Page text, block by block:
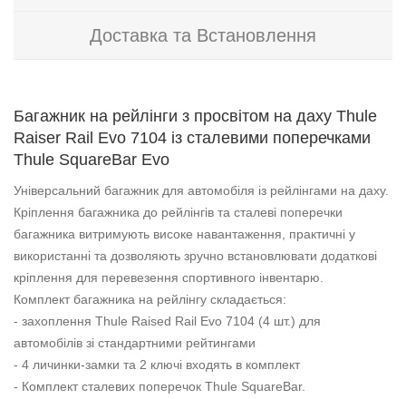
Доставка та Встановлення
Багажник на рейлінги з просвітом на даху Thule
Raiser Rail Evo 7104 із сталевими поперечками
Thule SquareBar Evo
Універсальний багажник для автомобіля із рейлінгами на даху.
Кріплення багажника до рейлінгів та сталеві поперечки
багажника витримують високе навантаження, практичні у
використанні та дозволяють зручно встановлювати додаткові
кріплення для перевезення спортивного інвентарю.
Комплект багажника на рейлінгу складається:
- захоплення Thule Raised Rail Evo 7104 (4 шт.) для
автомобілів зі стандартними рейтингами
- 4 личинки-замки та 2 ключі входять в комплект
- Комплект сталевих поперечок Thule SquareBar.